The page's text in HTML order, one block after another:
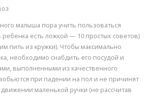
малыша пора учить пользоваться
ребенка есть ложкой — 10 простых советов)
пить из кружки). Чтобы максимально
необходимо снабдить его посудой и
выполненными из качественного
при падении на пол и не причинят
маленькой ручки (не рассчитав